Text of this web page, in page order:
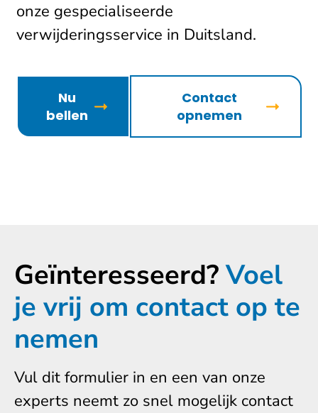
onze gespecialiseerde
verwijderingsservice in Duitsland.
Nu
bellen
Contact
opnemen
Geïnteresseerd?Voel
je vrij om contact op te
nemen
Vul dit formulier in en een van onze
experts neemt zo snel mogelijk contact